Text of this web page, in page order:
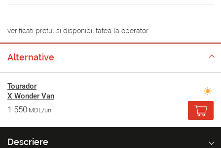
verificati pretul si disponibilitatea la operator
Alternative
Tourador
X Wonder Van
1 550 MDL/un
Descriere